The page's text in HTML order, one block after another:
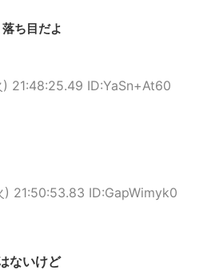
ち目だよ
21:48:25.49 ID:YaSn+At60
) 21:50:53.83 ID:GapWimyk0
ないけど